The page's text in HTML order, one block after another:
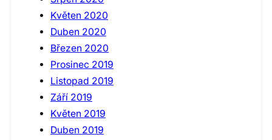
Květen 2020
Duben 2020
Březen 2020
Prosinec 2019
Listopad 2019
Září 2019
Květen 2019
Duben 2019